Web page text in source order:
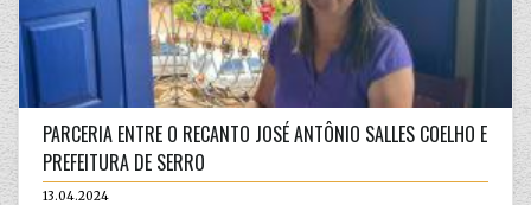
PARCERIA ENTRE O RECANTO JOSÉ ANTÔNIO SALLES COELHO E
PREFEITURA DE SERRO
13.04.2024